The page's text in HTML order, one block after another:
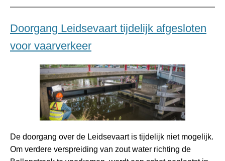
Doorgang Leidsevaart tijdelijk afgesloten
voor vaarverkeer
De doorgang over de Leidsevaart is tijdelijk niet mogelijk.
Om verdere verspreiding van zout water richting de